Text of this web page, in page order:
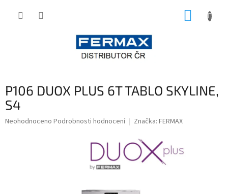
P106 DUOX PLUS 6T TABLO SKYLINE,
S4
Průměrné
Neohodnoceno Podrobnosti hodnocení Značka: FERMAX